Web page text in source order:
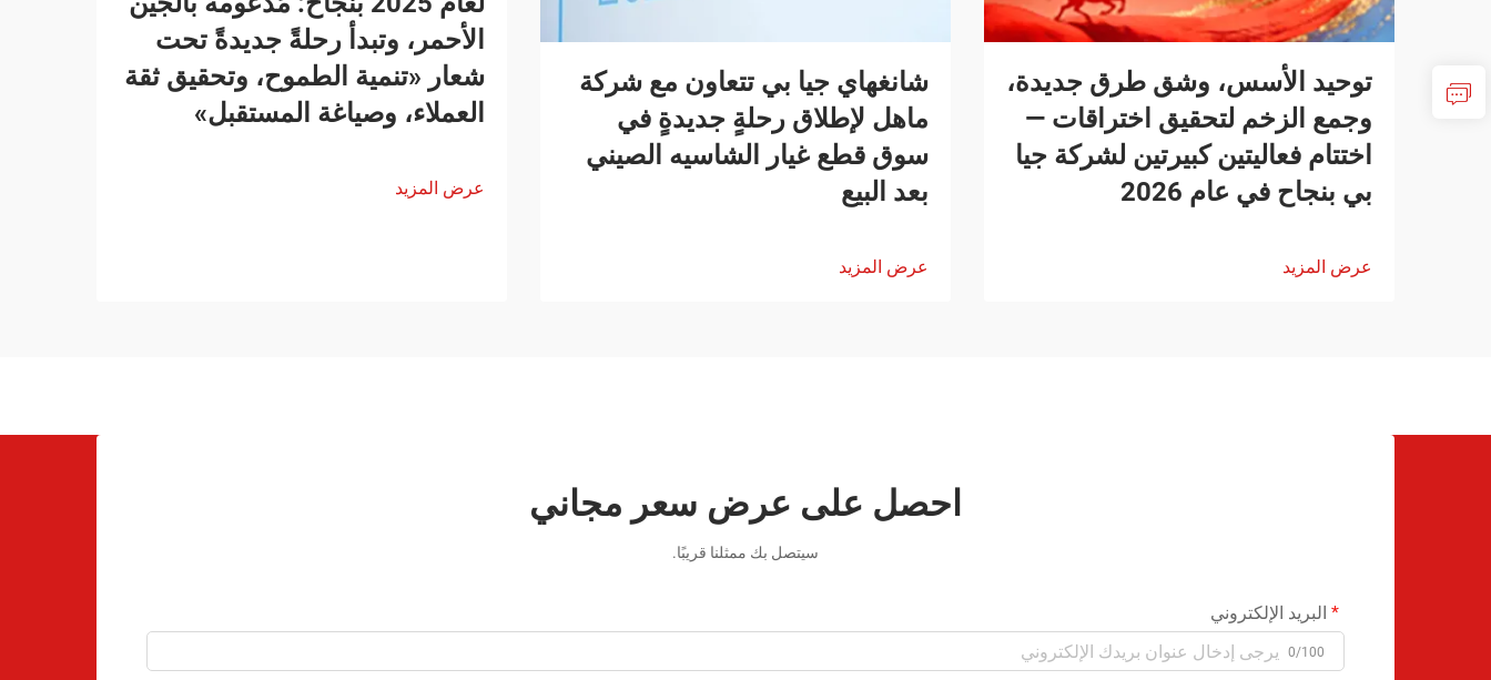
توحيد الأسس، وشق طرق جديدة،
وجمع الزخم لتحقيق اختراقات —
اختتام فعاليتين كبيرتين لشركة جيا
بي بنجاح في عام 2026
عرض المزيد
شانغهاي جيا بي تتعاون مع شركة
ماهل لإطلاق رحلةٍ جديدةٍ في
سوق قطع غيار الشاسيه الصيني
بعد البيع
عرض المزيد
الأحمر، وتبدأ رحلةً جديدةً تحت
شعار «تنمية الطموح، وتحقيق ثقة
العملاء، وصياغة المستقبل»
عرض المزيد
احصل على عرض سعر مجاني
سيتصل بك ممثلنا قريبًا.
البريد الإلكتروني
0/100